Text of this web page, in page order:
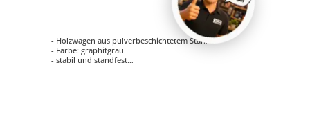
- Holzwagen aus pulverbeschichtetem Stahl
- Farbe: graphitgrau
- stabil und standfest